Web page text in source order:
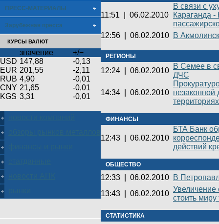
ПРЕСС-МАТЕРИАЛЫ
Зарубежная пресса
КУРСЫ ВАЛЮТ
значение
+/−
USD 147,88
-0,13
EUR 201,55
-2,11
RUB 4,90
-0,01
CNY 21,65
-0,01
KGS 3,31 -0,01
11:51 06.02.2010
В связи с
Караганда
12:56
06.02.2010 В
РЕГИОНЫ
12:24 06.02.2010
В Семее в
ДЧС
14:34 06.02.2010 незаконной
ФИНАНСЫ
12:43 06.02.2010
БТА Банк
действий
ОБЩЕСТВО
12:33 06.02.2010 В
13:43
06.02.2010
Увеличение
стоить
СТАТИСТИКА